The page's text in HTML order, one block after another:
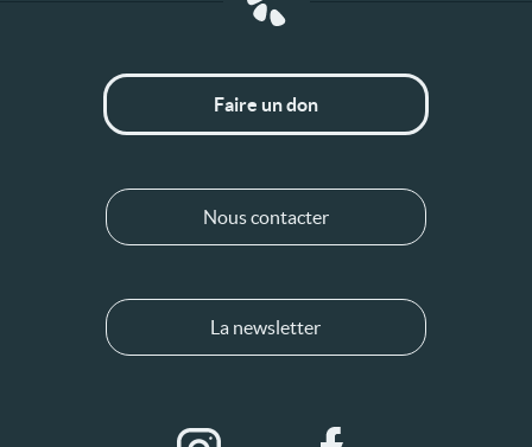
Faire un don
Nous contacter
La newsletter